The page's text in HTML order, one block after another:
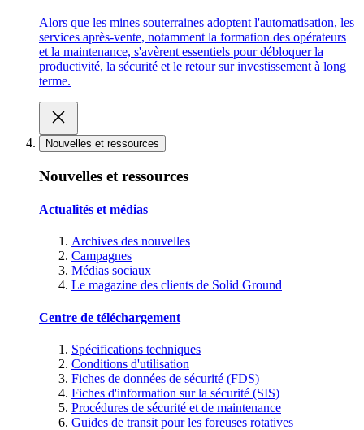
Alors que les mines souterraines adoptent l'automatisation, les
services après-vente, notamment la formation des opérateurs
et la maintenance, s'avèrent essentiels pour débloquer la
productivité, la sécurité et le retour sur investissement à long
terme.
Nouvelles et ressources
Nouvelles et ressources
Actualités et médias
Archives des nouvelles
Campagnes
Médias sociaux
Le magazine des clients de Solid Ground
Centre de téléchargement
Spécifications techniques
Conditions d'utilisation
Fiches de données de sécurité (FDS)
Fiches d'information sur la sécurité (SIS)
Procédures de sécurité et de maintenance
Guides de transit pour les foreuses rotatives